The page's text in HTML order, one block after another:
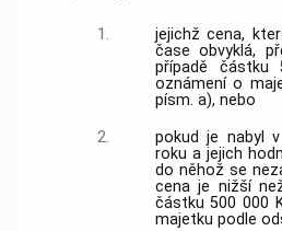
1.
jejichž cena,
čase obvyklá,
případě
oznámení o
písm. a), nebo
2.
pokud je nabyl
roku a jejich
do něhož se
cena je nižší
částku 500 000
majetku podle